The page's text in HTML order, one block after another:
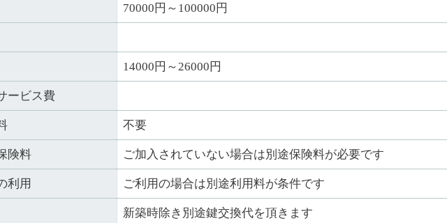
70000円～100000円
14000円～26000円
ービス費
不要
険料 ご加入されていない場合は別途保険料が必要です
利用 ご利用の場合は別途利用料が条件です
新築時除き別途鍵交換代を頂きます